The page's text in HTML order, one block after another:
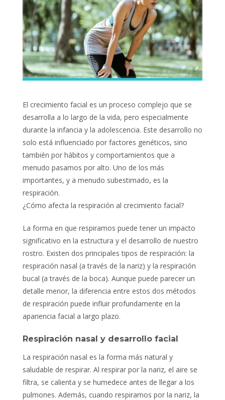
El crecimiento facial es un proceso complejo que se
desarrolla a lo largo de la vida, pero especialmente
durante la infancia y la adolescencia. Este desarrollo no
solo está influenciado por factores genéticos, sino
también por hábitos y comportamientos que a
menudo pasamos por alto. Uno de los más
importantes, y a menudo subestimado, es la
respiración.
¿Cómo afecta la respiración al crecimiento facial?
La forma en que respiramos puede tener un impacto
significativo en la estructura y el desarrollo de nuestro
rostro. Existen dos principales tipos de respiración: la
respiración nasal (a través de la nariz) y la respiración
bucal (a través de la boca). Aunque puede parecer un
detalle menor, la diferencia entre estos dos métodos
de respiración puede influir profundamente en la
apariencia facial a largo plazo.
Respiración nasal y desarrollo facial
La respiración nasal es la forma más natural y
saludable de respirar. Al respirar por la nariz, el aire se
filtra, se calienta y se humedece antes de llegar a los
pulmones. Además, cuando respiramos por la nariz, la